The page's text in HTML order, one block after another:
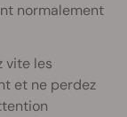
normalement
vite les
et ne perdez